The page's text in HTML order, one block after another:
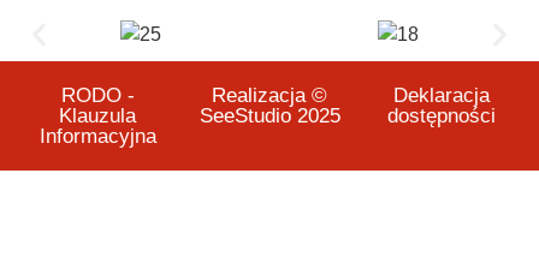
RODO -
Klauzula
Informacyjna
Realizacja ©
SeeStudio 2025
Deklaracja
dostępności